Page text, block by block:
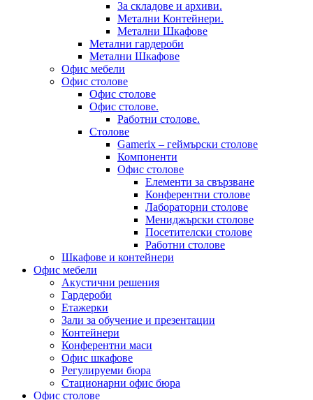
За складове и архиви.
Метални Контейнери.
Метални Шкафове
Метални гардероби
Метални Шкафове
Офис мебели
Офис столове
Офис столове
Офис столове.
Работни столове.
Столове
Gamerix – геймърски столове
Компоненти
Офис столове
Елементи за свързване
Конферентни столове
Лабораторни столове
Мениджърски столове
Посетителски столове
Работни столове
Шкафове и контейнери
Офис мебели
Акустични решения
Гардероби
Етажерки
Зали за обучение и презентации
Контейнери
Конферентни маси
Офис шкафове
Регулируеми бюра
Стационарни офис бюра
Офис столове